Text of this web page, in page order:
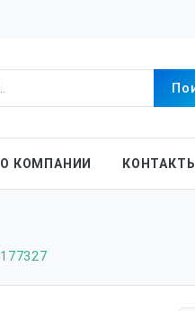
О КОМПАНИИ КОНТАКТЫ
177327